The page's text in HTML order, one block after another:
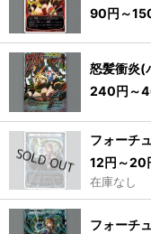
90円 ～
怒髪衝炎(
240円 ～
フォーチ
12円 ～20
在庫なし
フォーチ